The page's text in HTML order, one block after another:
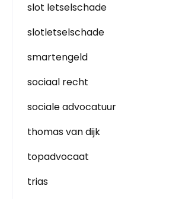
slot letselschade
slotletselschade
smartengeld
sociaal recht
sociale advocatuur
thomas van dijk
topadvocaat
trias